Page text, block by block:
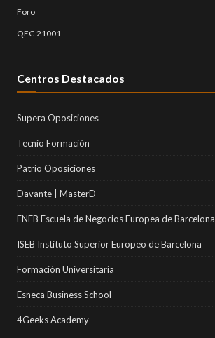
Foro
QEC-21001
Centros Destacados
Supera Oposiciones
Tecnio Formación
Patrio Oposiciones
Davante | MasterD
ENEB Escuela de Negocios Europea de Barcelona
ISEB Instituto Superior Europeo de Barcelona
Formación Universitaria
Esneca Business School
4Geeks Academy